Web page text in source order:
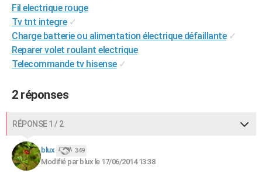
Fil electrique rouge
Tv tnt integre ✓
Charge batterie ou alimentation électrique défaillante ✓
Reparer volet roulant electrique
Telecommande tv hisense ✓
2 réponses
RÉPONSE 1 / 2
blux 349
Modifié par blux le 17/06/2014 13:38